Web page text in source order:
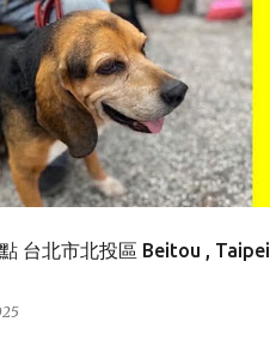
台北市北投區 Beitou , Taipei
狗狗 BEITOU TAIPEI